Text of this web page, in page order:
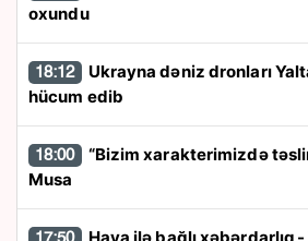
oxundu
18:12
hücum edib
18:00
Musa